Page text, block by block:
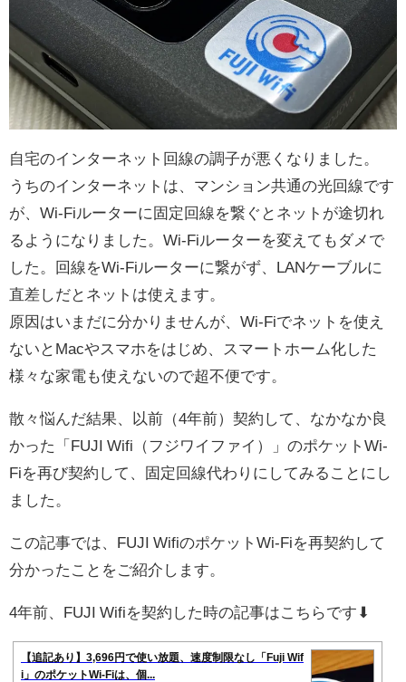
自宅のインターネット回線の調子が悪くなりました。
うちのインターネットは、マンション共通の光回線です
が、Wi-Fiルーターに固定回線を繋ぐとネットが途切れ
るようになりました。Wi-Fiルーターを変えてもダメで
した。回線をWi-Fiルーターに繋がず、LANケーブルに
直差しだとネットは使えます。
原因はいまだに分かりませんが、Wi-Fiでネットを使え
ないとMacやスマホをはじめ、スマートホーム化した
様々な家電も使えないので超不便です。
散々悩んだ結果、以前（4年前）契約して、なかなか良
かった「FUJI Wifi（フジワイファイ）」のポケットWi-
Fiを再び契約して、固定回線代わりにしてみることにし
ました。
この記事では、FUJI WifiのポケットWi-Fiを再契約して
分かったことをご紹介します。
4年前、FUJI Wifiを契約した時の記事はこちらです⬇︎
【追記あり】3,696円で使い放題、速度制限なし「Fuji Wif
i」のポケットWi-Fiは、個...